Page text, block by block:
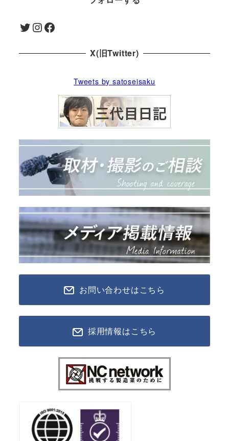
Twitter InstagramFacebook
X(旧Twitter)
Tweets by satoseisaku
お問い合わせはこちら
採用情報はこちら